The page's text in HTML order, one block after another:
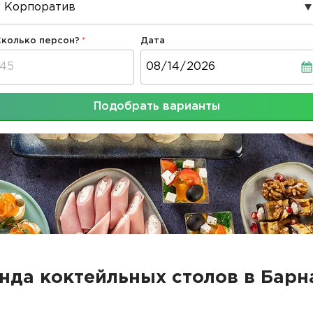
персон? Дата
Подобрать варианты
коктейльных столов в